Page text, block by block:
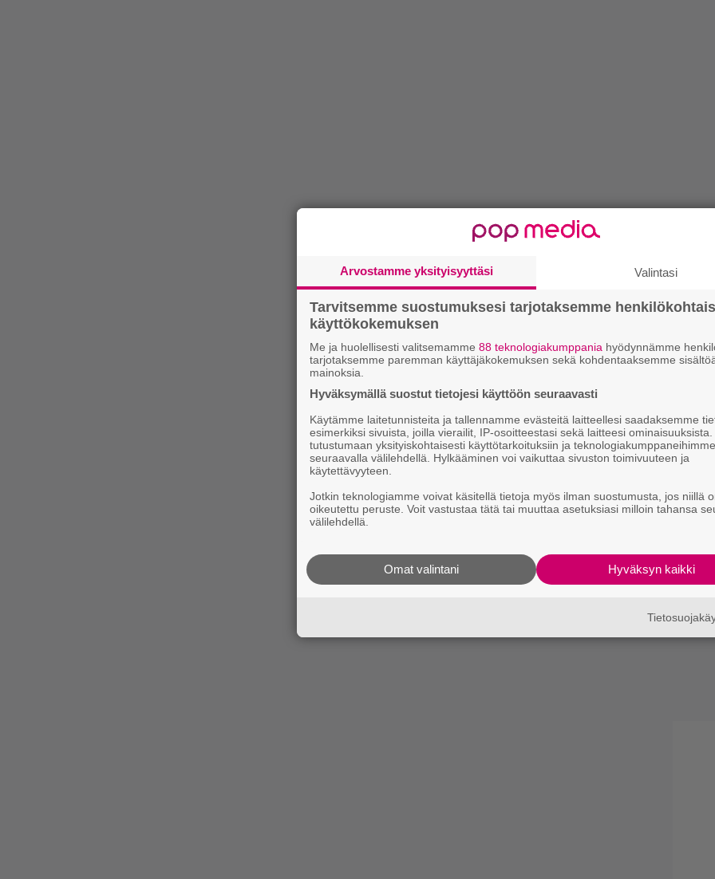
Arvostamme yksityisyyttäsi Valintasi
Tarvitsemme suostumuksesi tarjotaksemme
käyttökokemuksen
Me ja huolellisesti valitsemamme 88 teknologiakumppania hyödynnämme
tarjotaksemme paremman käyttäjäkokemuksen sekä kohdentaaksemme
mainoksia.
Hyväksymällä suostut tietojesi käyttöön seuraavasti
Käytämme laitetunnisteita ja tallennamme evästeitä laitteellesi saadaksemme
esimerkiksi sivuista, joilla vierailit, IP-osoitteestasi sekä laitteesi
tutustumaan yksityiskohtaisesti käyttötarkoituksiin ja teknologiakumppaneihimme
seuraavalla välilehdellä. Hylkääminen voi vaikuttaa sivuston toimivuuteen ja
käytettävyyteen.
Jotkin teknologiamme voivat käsitellä tietoja myös ilman suostumusta, jos niillä
oikeutettu peruste. Voit vastustaa tätä tai muuttaa asetuksiasi milloin tahansa
välilehdellä.
Hyväksyn kaikki
Omat valintani